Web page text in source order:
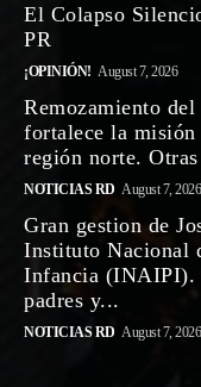
El Colapso
PR
¡OPINIÓN! August 7, 2026
Remozamiento del
fortalece la
región norte.
NOTICIAS RD August 7, 2026
Gran gestion de
Instituto Nacional
Infancia (INAIPI).
padres y...
NOTICIAS RD August 7, 2026